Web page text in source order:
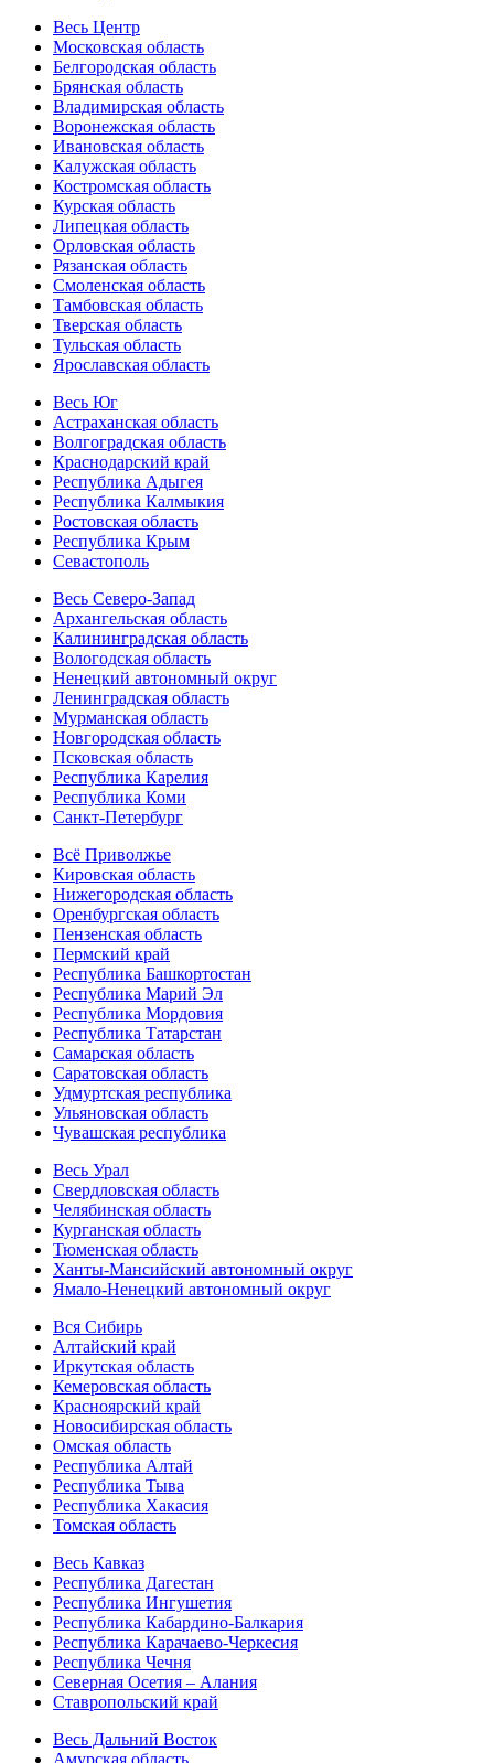
Весь Центр
Московская область
Белгородская область
Брянская область
Владимирская область
Воронежская область
Ивановская область
Калужская область
Костромская область
Курская область
Липецкая область
Орловская область
Рязанская область
Смоленская область
Тамбовская область
Тверская область
Тульская область
Ярославская область
Весь Юг
Астраханская область
Волгоградская область
Краснодарский край
Республика Адыгея
Республика Калмыкия
Ростовская область
Республика Крым
Севастополь
Весь Северо-Запад
Архангельская область
Калининградская область
Вологодская область
Ненецкий автономный округ
Ленинградская область
Мурманская область
Новгородская область
Псковская область
Республика Карелия
Республика Коми
Санкт-Петербург
Всё Приволжье
Кировская область
Нижегородская область
Оренбургская область
Пензенская область
Пермский край
Республика Башкортостан
Республика Марий Эл
Республика Мордовия
Республика Татарстан
Самарская область
Саратовская область
Удмуртская республика
Ульяновская область
Чувашская республика
Весь Урал
Свердловская область
Челябинская область
Курганская область
Тюменская область
Ханты-Мансийский автономный округ
Ямало-Ненецкий автономный округ
Вся Сибирь
Алтайский край
Иркутская область
Кемеровская область
Красноярский край
Новосибирская область
Омская область
Республика Алтай
Республика Тыва
Республика Хакасия
Томская область
Весь Кавказ
Республика Дагестан
Республика Ингушетия
Республика Кабардино-Балкария
Республика Карачаево-Черкесия
Республика Чечня
Северная Осетия – Алания
Ставропольский край
Весь Дальний Восток
Амурская область